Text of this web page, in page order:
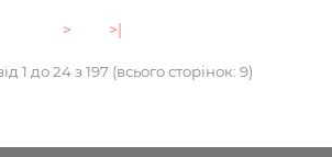
> >|
1 до 24 з 197 (всього сторінок: 9)